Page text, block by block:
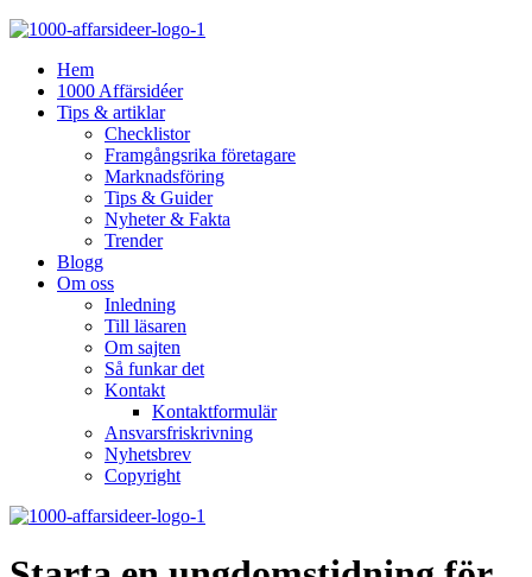
Hem
1000 Affärsidéer
Tips & artiklar
Checklistor
Framgångsrika företagare
Marknadsföring
Tips & Guider
Nyheter & Fakta
Trender
Blogg
Om oss
Inledning
Till läsaren
Om sajten
Så funkar det
Kontakt
Kontaktformulär
Ansvarsfriskrivning
Nyhetsbrev
Copyright